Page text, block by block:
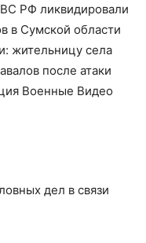
РФ ликвидировали
в Сумской области
жительницу села
после атаки
Военные Видео
дел в связи